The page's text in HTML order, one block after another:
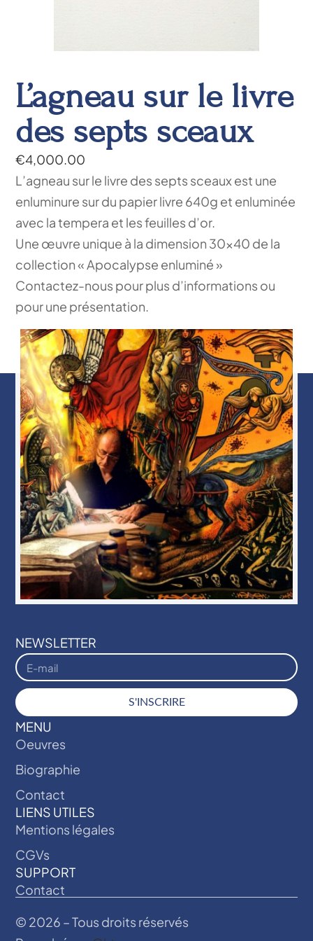
L’agneau sur le livre
des septs sceaux
€4,000.00
L’agneau sur le livre des septs sceaux est une
enluminure sur du papier livre 640g et enluminée
avec la tempera et les feuilles d’or.
Une œuvre unique à la dimension 30×40 de la
collection « Apocalypse enluminé »
Contactez-nous pour plus d’informations ou
pour une présentation.
NEWSLETTER
S'INSCRIRE
MENU
Oeuvres
Biographie
Contact
LIENS UTILES
Mentions légales
CGVs
SUPPORT
Contact
© 2026 – Tous droits réservés